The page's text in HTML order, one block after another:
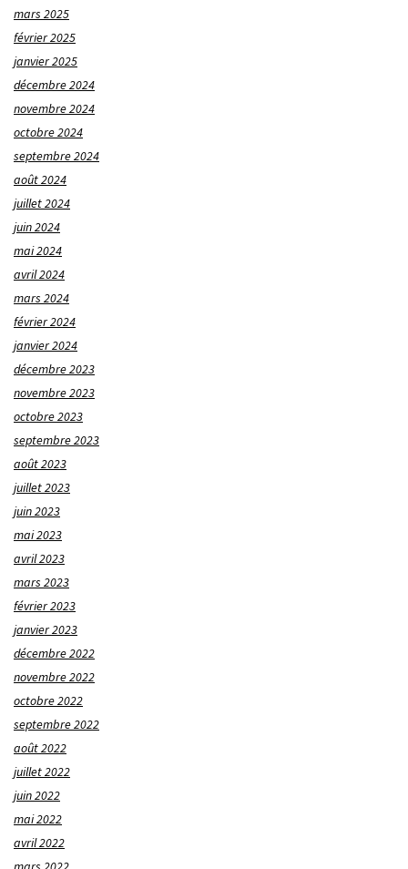
mars 2025
février 2025
janvier 2025
décembre 2024
novembre 2024
octobre 2024
septembre 2024
août 2024
juillet 2024
juin 2024
mai 2024
avril 2024
mars 2024
février 2024
janvier 2024
décembre 2023
novembre 2023
octobre 2023
septembre 2023
août 2023
juillet 2023
juin 2023
mai 2023
avril 2023
mars 2023
février 2023
janvier 2023
décembre 2022
novembre 2022
octobre 2022
septembre 2022
août 2022
juillet 2022
juin 2022
mai 2022
avril 2022